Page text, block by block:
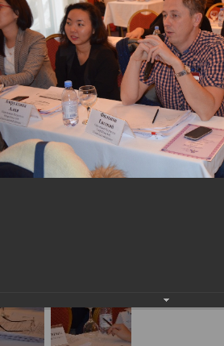
СЧЕТА-
ВИРТУАЛЬНЫЙ
ФАКТУРЫ. ВИРТУАЛЬНЫЙ